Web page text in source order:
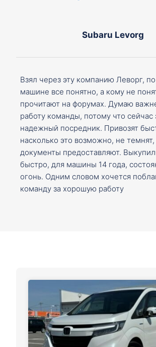
Subaru Levorg
Взял через эту компанию Леворг,
машине все понятно, а кому не
прочитают на форумах. Думаю
работу команды, потому что сейчас
надежный посредник. Привозят
насколько это возможно, не темнят,
документы предоставляют.
быстро, для машины 14 года,
огонь. Одним словом хочется
команду за хорошую работу